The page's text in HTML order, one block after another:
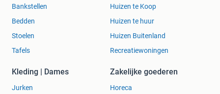
Bankstellen
Bedden
Stoelen
Tafels
Huizen te Koop
Huizen te huur
Huizen Buitenland
Recreatiewoningen
Kleding | Dames
Jurken
Zakelijke goederen
Horeca